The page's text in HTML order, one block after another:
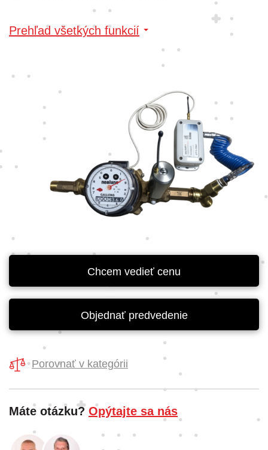
Prehľad všetkých funkcií
Chcem vedieť cenu
Objednať predvedenie
Porovnať v kategórii
Máte otázku? Opýtajte sa nás